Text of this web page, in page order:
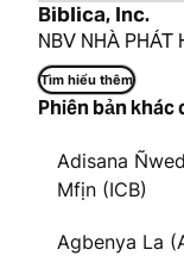
Biblica, Inc.
NBV NHÀ PHÁT
Tìm hiểu thêm
Phiên bản khác
Adisana
Mfịn (ICB)
Agbenya La